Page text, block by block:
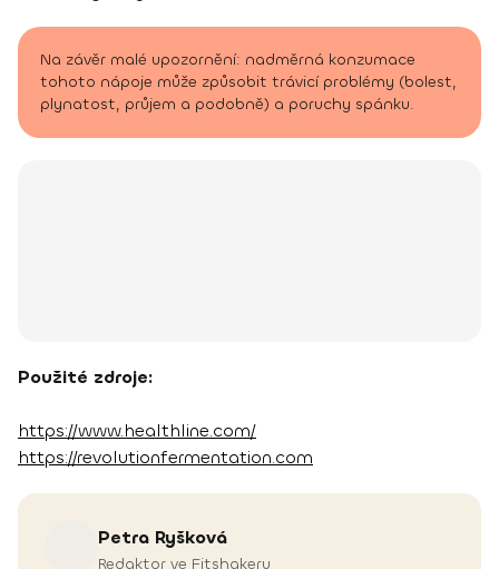
Na závěr malé upozornění: nadměrná konzumace
tohoto nápoje může způsobit trávicí problémy (bolest,
plynatost, průjem a podobně) a poruchy spánku.
Použité zdroje:
https://www.healthline.com/
https://revolutionfermentation.com
Petra Ryšková
Redaktor ve Fitshakeru